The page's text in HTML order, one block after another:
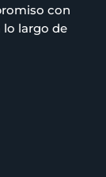
con
lo largo de